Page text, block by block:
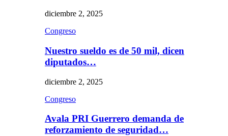
diciembre 2, 2025
Congreso
Nuestro sueldo es de 50 mil, dicen
diputados…
diciembre 2, 2025
Congreso
Avala PRI Guerrero demanda de
reforzamiento de seguridad…